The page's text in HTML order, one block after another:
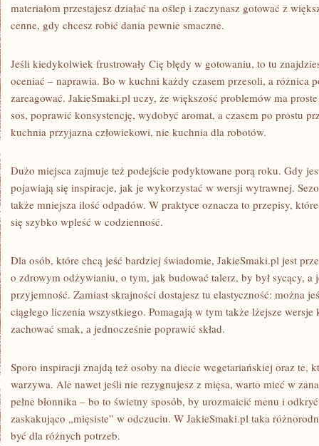
materiałom przestajesz działać na oślep i zaczynasz gotować z
cenne, gdy chcesz robić dania pewnie smaczne.
Jeśli kiedykolwiek frustrowały Cię błędy w gotowaniu, to tu
oceniać – naprawia. Bo w kuchni każdy czasem przesoli, a różnica
zareagować. JakieSmaki.pl uczy, że większość problemów ma
sos, poprawić konsystencję, wydobyć aromat, a czasem po prostu
kuchnia przyjazna człowiekowi, nie kuchnia dla robotów.
Dużo miejsca zajmuje też podejście podyktowane porą roku. Gdy
pojawiają się inspiracje, jak je wykorzystać w wersji wytrawnej.
także mniejsza ilość odpadów. W praktyce oznacza to przepisy,
się szybko wpleść w codzienność.
Dla osób, które chcą jeść bardziej świadomie, JakieSmaki.pl jest
o zdrowym odżywianiu, o tym, jak budować talerz, by był sycący, a
przyjemność. Zamiast skrajności dostajesz tu elastyczność: można
ciągłego liczenia wszystkiego. Pomagają w tym także lżejsze
zachować smak, a jednocześnie poprawić skład.
Sporo inspiracji znajdą też osoby na diecie wegetariańskiej oraz te,
warzywa. Ale nawet jeśli nie rezygnujesz z mięsa, warto mieć w
pełne błonnika – bo to świetny sposób, by urozmaicić menu i
zaskakująco „mięsiste” w odczuciu. W JakieSmaki.pl taka
być dla różnych potrzeb.